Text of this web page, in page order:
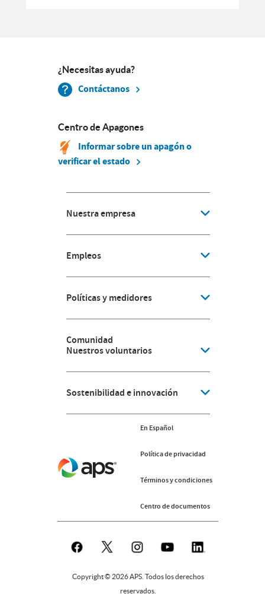
¿Necesitas ayuda?
Contáctanos
Centro de Apagones
Informar sobre un apagón o
verificar el estado
Nuestra empresa
Empleos
Políticas y medidores
Comunidad
Nuestros voluntarios
Sostenibilidad e innovación
Copyright © 2026 APS. Todos los derechos
reservados.
En Español
Política de privacidad
Términos y condiciones
Centro de documentos